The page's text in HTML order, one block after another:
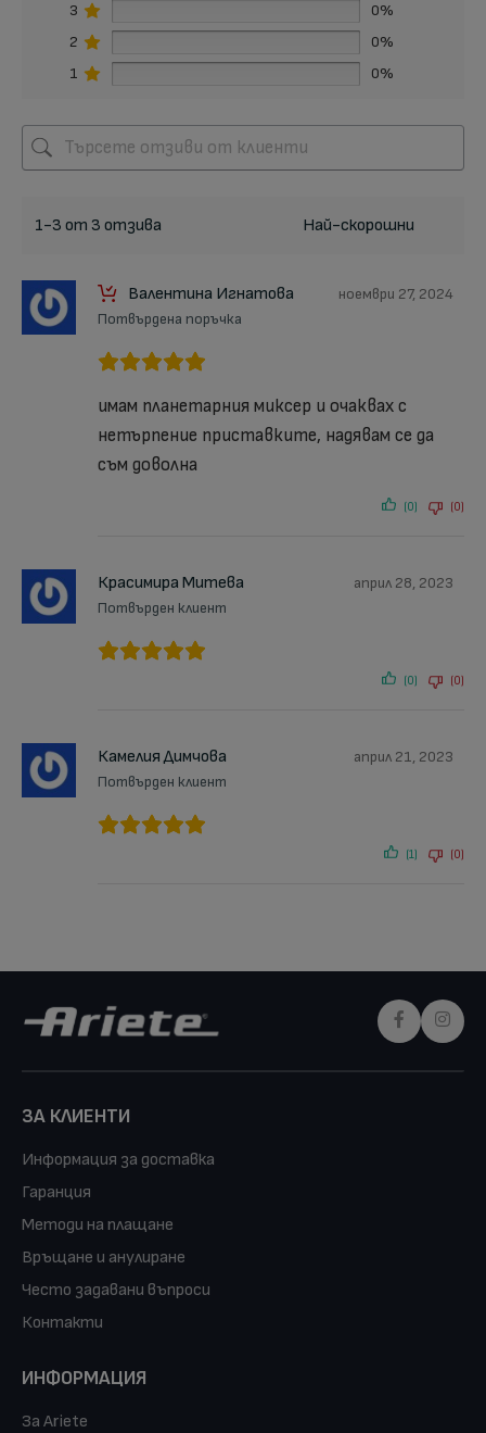
3
0%
2
0%
1
0%
1-3 от 3 отзива
Валентина Игнатова
Потвърдена поръчка
ноември 27, 2024
имам планетарния миксер и очаквах с
нетърпение приставките, надявам се да
съм доволна
(0) (0)
Красимира Митева
Потвърден клиент
април 28, 2023
(0) (0)
Камелия Димчова
Потвърден клиент
април 21, 2023
(1) (0)
ЗА КЛИЕНТИ
Информация за доставка
Гаранция
Методи на плащане
Връщане и анулиране
Често задавани въпроси
Контакти
ИНФОРМАЦИЯ
За Ariete